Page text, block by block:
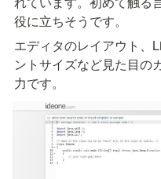
役に立ちそうです。
エディタのレイアウト、
ントサイズなど見た目の
力です。